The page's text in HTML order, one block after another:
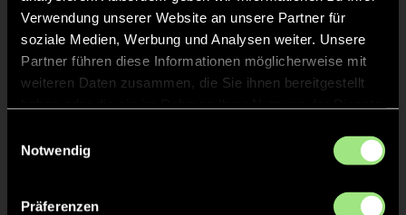
Verwendung unserer Website an unsere Partner für
soziale Medien, Werbung und Analysen weiter. Unsere
Partner führen diese Informationen möglicherweise mit
weiteren Daten zusammen, die Sie ihnen bereitgestellt
Notwendig
Präferenzen
Tom Peter